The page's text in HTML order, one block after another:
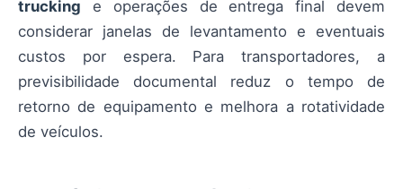
trucking e operações de entrega final devem
considerar janelas de levantamento e eventuais
custos por espera. Para transportadores, a
previsibilidade documental reduz o tempo de
retorno de equipamento e melhora a rotatividade
de veículos.